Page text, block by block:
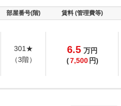
部屋番号(階) 賃料 (管理費等)
301★
（3階）
6.5 万円
(7,500 円)